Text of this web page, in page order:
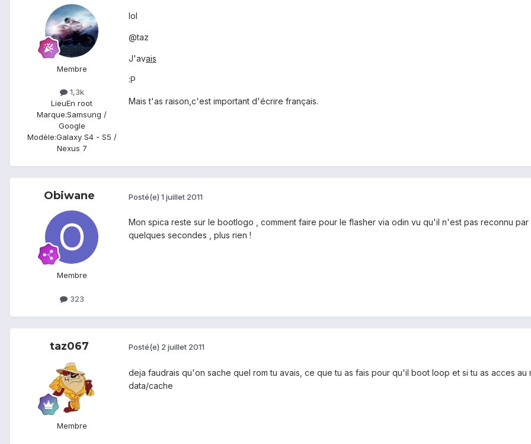
Membre
1,3k
LieuEn root
Marque:Samsung /
Google
Modèle:Galaxy S4 - S5 /
Nexus 7
lol
@taz
J'avais
:P
Mais t'as raison,c'est important d'écrire français.
Obiwane
Membre
323
Posté(e) 1 juillet 2011
Mon spica reste sur le bootlogo , comment faire pour le flasher via odin vu qu'il n'est pas reconnu
quelques secondes , plus rien !
taz067
Membre
Posté(e) 2 juillet 2011
deja faudrais qu'on sache quel rom tu avais, ce que tu as fais pour qu'il boot loop et si tu as acces
data/cache